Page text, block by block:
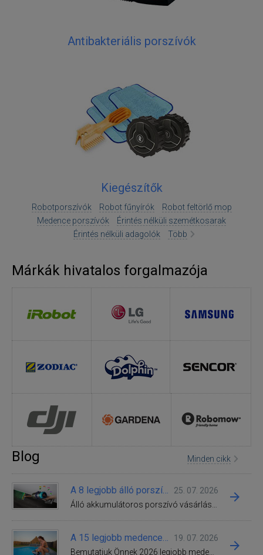
Antibakteriális porszívók
Kiegészítők
Robotporszívók Robot fűnyírók
Robot feltörlő mop
Medence porszívók
Érintés nélküli szemétkosarak
Érintés nélküli adagolók
Több
Márkák hivatalos forgalmazója
Blog Minden cikk
A 8 legjobb álló porszívó 2026 | Teszt, vélemények
25. 07. 2026
Álló akkumulátoros porszívó vásárlásán gondolkodik, de nem tudja, melyik modell illene legjobban az otthonába? Merítsen ihletet a legerősebb álló porszívókat bemutató válogatásunkból. Akár egy sokoldalú 2 az 1-ben segítőtársat, egy felmosásra specializálódott 3 az 1-ben változatot, vagy egy állatszőrrel is játékosan megbirkózó porszívót keres, nálunk megtalálja a tökéletes, személyre szabott megoldást.
A 15 legjobb medence porszívó 2026 | Teszt, vélemények
19. 07. 2026